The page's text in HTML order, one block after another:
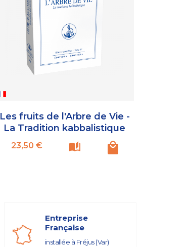
Les fruits de l'Arbre de Vie -
La Tradition kabbalistique
Prix
23,50 €
Entreprise
Française
installée à Fréjus (Var)